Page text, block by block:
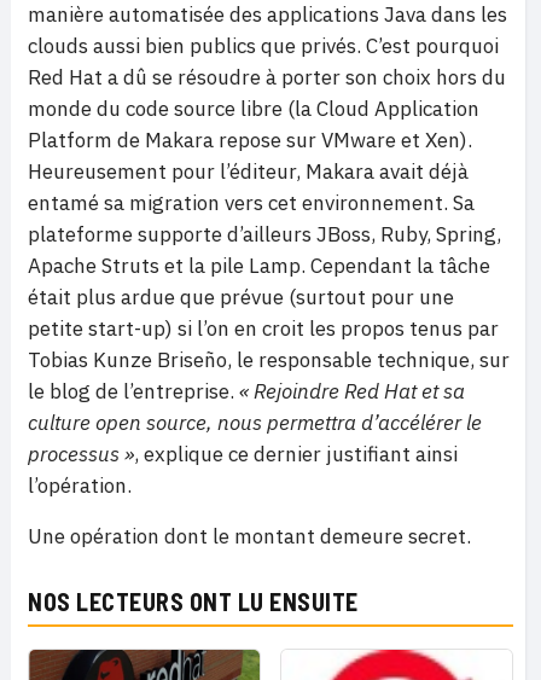
manière automatisée des applications Java dans les
clouds aussi bien publics que privés. C’est pourquoi
Red Hat a dû se résoudre à porter son choix hors du
monde du code source libre (la Cloud Application
Platform de Makara repose sur VMware et Xen).
Heureusement pour l’éditeur, Makara avait déjà
entamé sa migration vers cet environnement. Sa
plateforme supporte d’ailleurs JBoss, Ruby, Spring,
Apache Struts et la pile Lamp. Cependant la tâche
était plus ardue que prévue (surtout pour une
petite start-up) si l’on en croit les propos tenus par
Tobias Kunze Briseño, le responsable technique, sur
le blog de l’entreprise. « Rejoindre Red Hat et sa
culture open source, nous permettra d’accélérer le
processus », explique ce dernier justifiant ainsi
l’opération.
Une opération dont le montant demeure secret.
NOS LECTEURS ONT LU ENSUITE